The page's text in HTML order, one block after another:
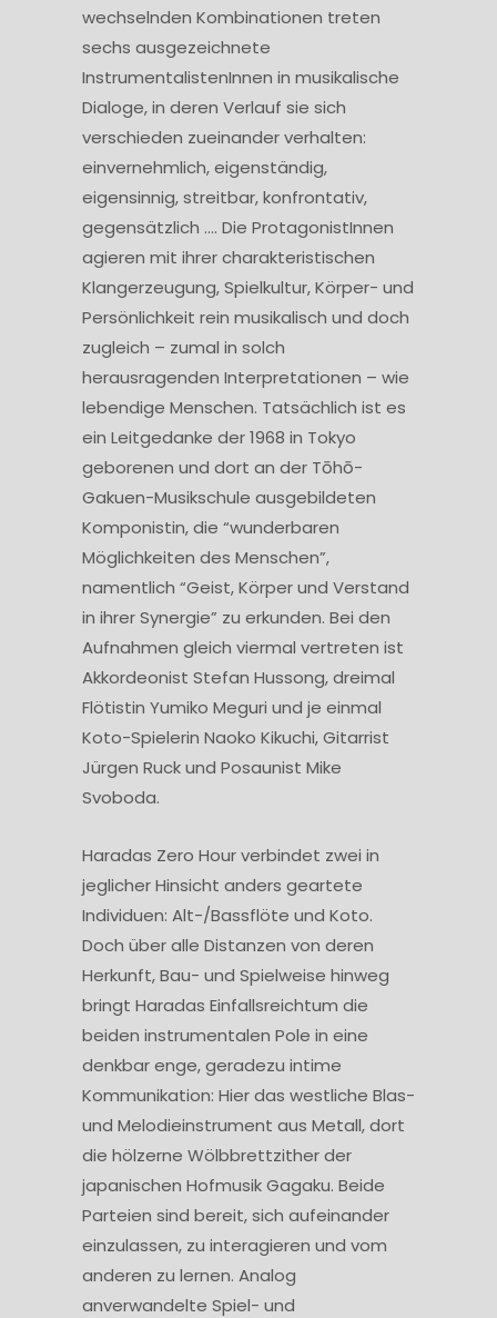
wechselnden Kombinationen treten
sechs ausgezeichnete
InstrumentalistenInnen in musikalische
Dialoge, in deren Verlauf sie sich
verschieden zueinander verhalten:
einvernehmlich, eigenständig,
eigensinnig, streitbar, konfrontativ,
gegensätzlich …. Die ProtagonistInnen
agieren mit ihrer charakteristischen
Klangerzeugung, Spielkultur, Körper- und
Persönlichkeit rein musikalisch und doch
zugleich – zumal in solch
herausragenden Interpretationen – wie
lebendige Menschen. Tatsächlich ist es
ein Leitgedanke der 1968 in Tokyo
geborenen und dort an der Tōhō-
Gakuen-Musikschule ausgebildeten
Komponistin, die “wunderbaren
Möglichkeiten des Menschen”,
namentlich “Geist, Körper und Verstand
in ihrer Synergie” zu erkunden. Bei den
Aufnahmen gleich viermal vertreten ist
Akkordeonist Stefan Hussong, dreimal
Flötistin Yumiko Meguri und je einmal
Koto-Spielerin Naoko Kikuchi, Gitarrist
Jürgen Ruck und Posaunist Mike
Svoboda.
Haradas Zero Hour verbindet zwei in
jeglicher Hinsicht anders geartete
Individuen: Alt-/Bassflöte und Koto.
Doch über alle Distanzen von deren
Herkunft, Bau- und Spielweise hinweg
bringt Haradas Einfallsreichtum die
beiden instrumentalen Pole in eine
denkbar enge, geradezu intime
Kommunikation: Hier das westliche Blas-
und Melodieinstrument aus Metall, dort
die hölzerne Wölbbrettzither der
japanischen Hofmusik Gagaku. Beide
Parteien sind bereit, sich aufeinander
einzulassen, zu interagieren und vom
anderen zu lernen. Analog
anverwandelte Spiel- und